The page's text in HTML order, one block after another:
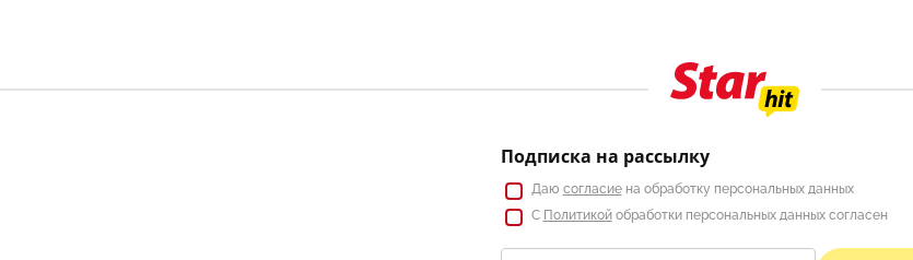
Подписка на рассылку
Даю согласиена обработку персональных данных
С Политикойобработки персональных данных согласен